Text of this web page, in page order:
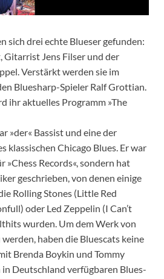
sich drei echte Blueser gefunden:
Gitarrist Jens Filser und der
Verstärkt werden sie im
Bluesharp-Spieler Ralf Grottian.
ihr aktuelles Programm »The
»der« Bassist und eine der
klassischen Chicago Blues. Er war
Records«, sondern hat
geschrieben, von denen einige
Rolling Stones (Little Red
oder Led Zeppelin (I Can’t
wurden. Um dem Werk von
haben die Bluescats keine
Brenda Boykin und Tommy
Deutschland verfügbaren Blues-